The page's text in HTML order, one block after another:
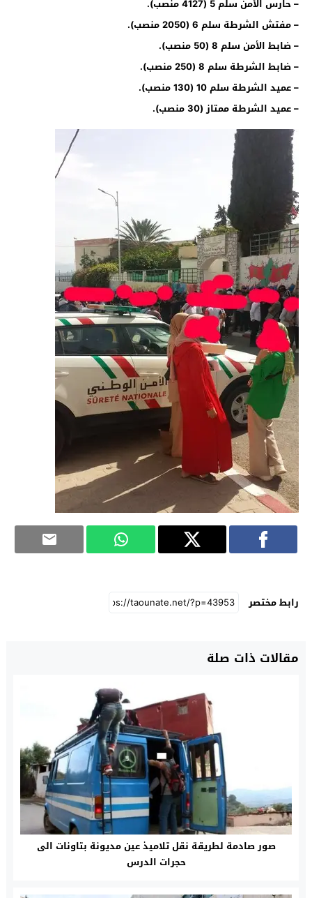
– حارس الأمن سلم 5 (4127 منصب).
– مفتش الشرطة سلم 6 (2050 منصب).
– ضابط الأمن سلم 8 (50 منصب).
– ضابط الشرطة سلم 8 (250 منصب).
– عميد الشرطة سلم 10 (130 منصب).
– عميد الشرطة ممتاز (30 منصب).
رابط مختصر
مقالات ذات صلة
صور صادمة لطريقة نقل تلاميذ عين مديونة بتاونات الى
حجرات الدرس